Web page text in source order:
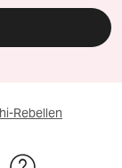
Rebellen